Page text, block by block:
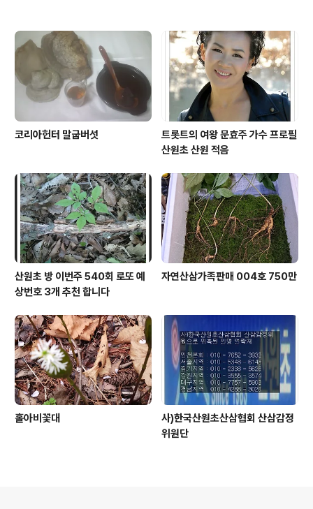
코리아헌터 말굽버섯
트롯트의 여왕 문효주 가수 프로필
산원초 산원 적음
산원초 방 이번주 540회 로또 예
상번호 3개 추천 합니다
자연산삼가족판매 004호 750만
홀아비꽃대
사)한국산원초산삼협회 산삼감정
위원단